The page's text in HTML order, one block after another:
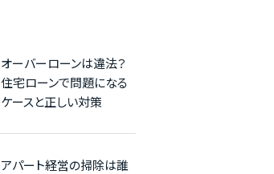
オーバーローンは違法？
住宅ローンで問題になる
ケースと正しい対策
アパート経営の掃除は誰